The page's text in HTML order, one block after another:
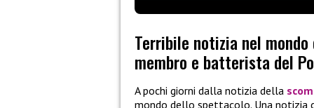
Terribile notizia nel mondo
membro e batterista del
A pochi giorni dalla notizia della
mondo dello spettacolo. Una notizia